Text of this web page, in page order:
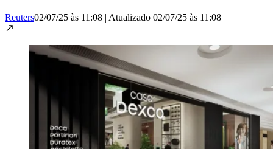
Reuters02/07/25 às 11:08 | Atualizado 02/07/25 às 11:08